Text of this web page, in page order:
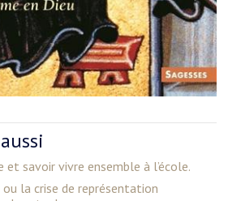
et savoir vivre ensemble à l’école.
la crise de représentation